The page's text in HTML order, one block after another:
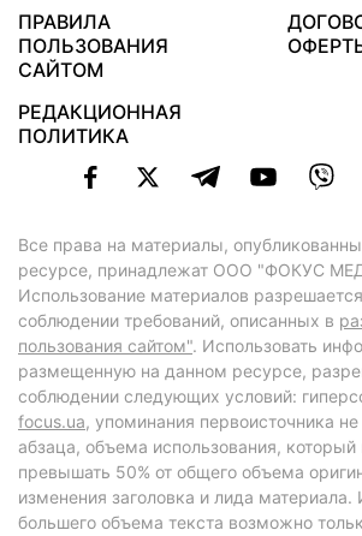
ПРАВИЛА
ПОЛЬЗОВАНИЯ
САЙТОМ
РЕДАКЦИОННАЯ
ПОЛИТИКА
Все права на материалы,
ресурсе, принадлежат ООО "ФОКУС
Использование материалов
соблюдении требований, описанных в
пользования сайтом". Использовать
размещенную на данном ресурсе,
соблюдении следующих условий:
focus.ua, упоминания первоисточника
абзаца, объема использования,
превышать 50% от общего объема
изменения заголовка и лида материала.
большего объема текста возможно